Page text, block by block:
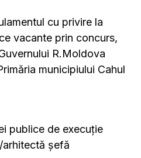
cu privire la
vacante prin concurs,
R.Moldova
municipiului Cahul
publice de execuție
șefă